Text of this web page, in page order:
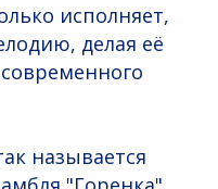
исполняет,
делая её
называется